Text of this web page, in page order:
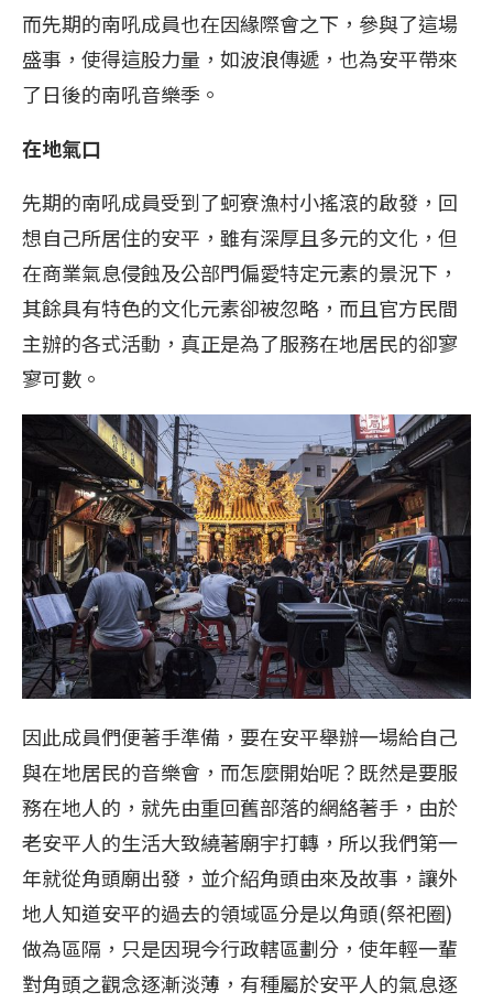
而先期的南吼成員也在因緣際會之下，參與了這場
盛事，使得這股力量，如波浪傳遞，也為安平帶來
了日後的南吼音樂季。
在地氣口
先期的南吼成員受到了蚵寮漁村小搖滾的啟發，回
想自己所居住的安平，雖有深厚且多元的文化，但
在商業氣息侵蝕及公部門偏愛特定元素的景況下，
其餘具有特色的文化元素卻被忽略，而且官方民間
主辦的各式活動，真正是為了服務在地居民的卻寥
寥可數。
因此成員們便著手準備，要在安平舉辦一場給自己
與在地居民的音樂會，而怎麼開始呢？既然是要服
務在地人的，就先由重回舊部落的網絡著手，由於
老安平人的生活大致繞著廟宇打轉，所以我們第一
年就從角頭廟出發，並介紹角頭由來及故事，讓外
地人知道安平的過去的領域區分是以角頭(祭祀圈)
做為區隔，只是因現今行政轄區劃分，使年輕一輩
對角頭之觀念逐漸淡薄，有種屬於安平人的氣息逐